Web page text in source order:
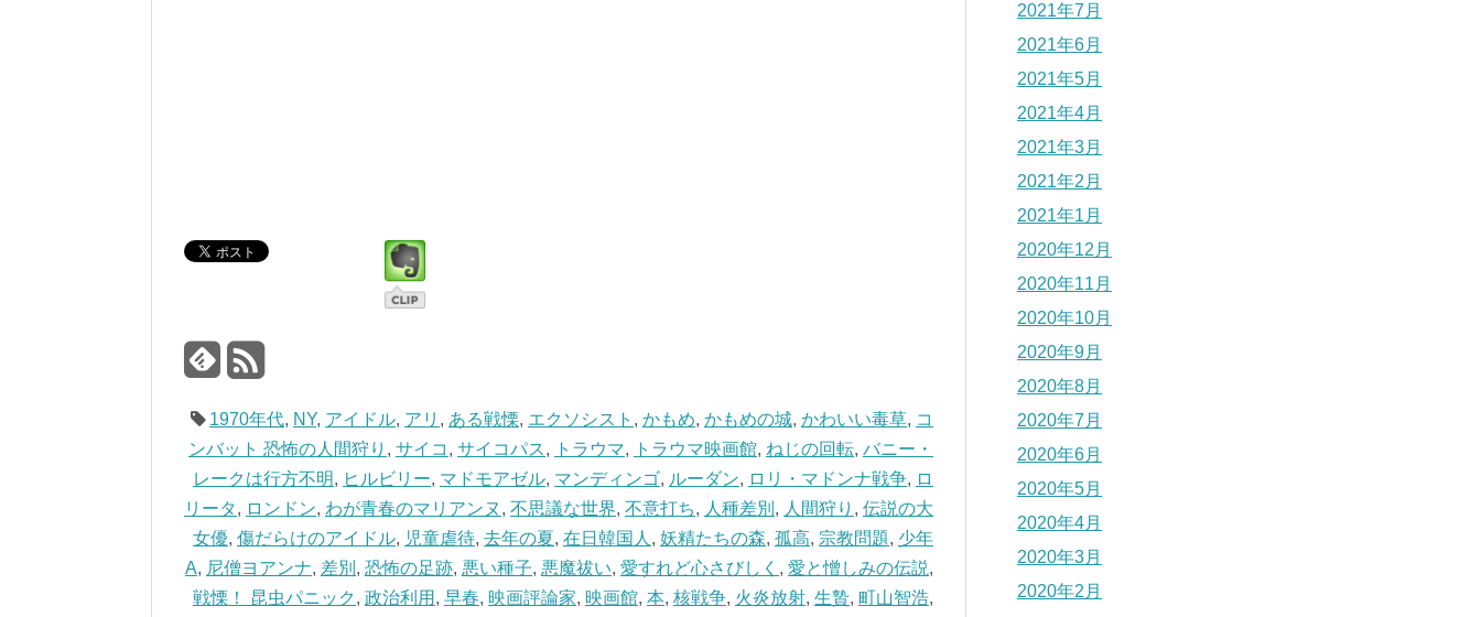
1970年代, NY, アイドル, アリ , ある戦慄, エクソシスト , かもめ, かもめの城, かわいい毒草, コ
ンバット 恐怖の人間狩り , サイコ , サイコパス, トラウマ, トラウマ映画館, ねじの回転, バニー・
レークは行方不明, ヒルビリー, マドモアゼル, マンディンゴ, ルーダン, ロリ・マドンナ戦争, ロ
リータ, ロンドン, わが青春のマリアンヌ , 不思議な世界, 不意打ち, 人種差別 , 人間狩り , 伝説の大
女優, 傷だらけのアイドル, 児童虐待, 去年の夏, 在日韓国人 , 妖精たちの森, 孤高, 宗教問題, 少年
A, 尼僧ヨアンナ, 差別 , 恐怖の足跡, 悪い種子, 悪魔祓い, 愛すれど心さびしく , 愛と憎しみの伝説,
戦慄！ 昆虫パニック , 政治利用 , 早春, 映画評論家, 映画館, 本, 核戦争, 火炎放射, 生贄, 町山智浩,
2021年7月
2021年6月
2021年5月
2021年4月
2021年3月
2021年2月
2021年1月
2020年12月
2020年11月
2020年10月
2020年9月
2020年8月
2020年7月
2020年6月
2020年5月
2020年4月
2020年3月
2020年2月